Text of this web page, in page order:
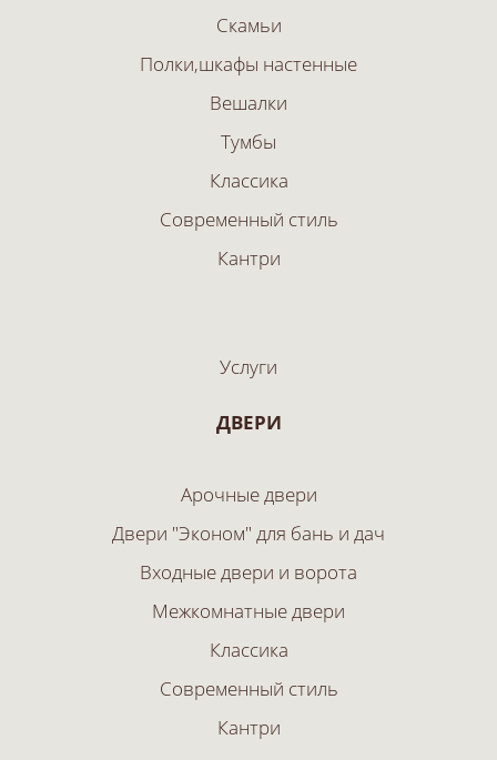
Скамьи
Полки,шкафы настенные
Вешалки
Тумбы
Классика
Современный стиль
Кантри
Услуги
ДВЕРИ
Арочные двери
Двери "Эконом" для бань и дач
Входные двери и ворота
Межкомнатные двери
Классика
Современный стиль
Кантри